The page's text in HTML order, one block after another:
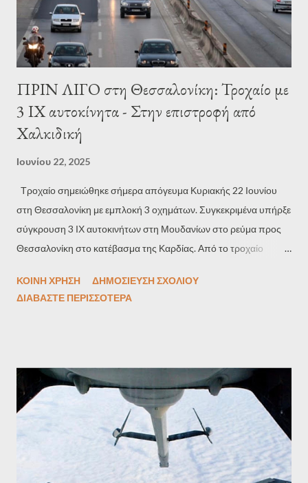
ΠΡΙΝ ΛΙΓΟ στη Θεσσαλονίκη: Τροχαίο με
3 ΙΧ αυτοκίνητα - Στην επιστροφή από
Χαλκιδική
Ιουνίου 22, 2025
Τροχαίο σημειώθηκε σήμερα απόγευμα Κυριακής 22 Ιουνίου
στη Θεσσαλονίκη με εμπλοκή 3 οχημάτων. Συγκεκριμένα υπήρξε
σύγκρουση 3 ΙΧ αυτοκινήτων στη Μουδανίων στο ρεύμα προς
Θεσσαλονίκη στο κατέβασμα της Καρδίας. Από το τροχαίο
κίνηση μέχρι τα οχήματα να τραβηχτούν στην άκρη του δρόμου.
ΚΟΙΝΉ ΧΡΉΣΗ
ΔΗΜΟΣΊΕΥΣΗ ΣΧΟΛΊΟΥ
ΔΙΑΒΆΣΤΕ ΠΕΡΙΣΣΌΤΕΡΑ